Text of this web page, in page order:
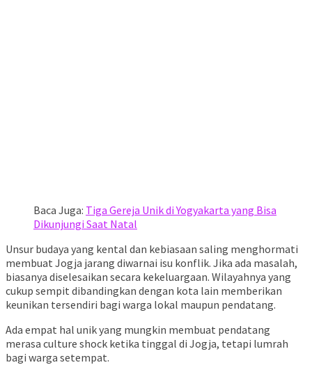
Baca Juga: Tiga Gereja Unik di Yogyakarta yang Bisa
Dikunjungi Saat Natal
Unsur budaya yang kental dan kebiasaan saling menghormati
membuat Jogja jarang diwarnai isu konflik. Jika ada masalah,
biasanya diselesaikan secara kekeluargaan. Wilayahnya yang
cukup sempit dibandingkan dengan kota lain memberikan
keunikan tersendiri bagi warga lokal maupun pendatang.
Ada empat hal unik yang mungkin membuat pendatang
merasa culture shock ketika tinggal di Jogja, tetapi lumrah
bagi warga setempat.